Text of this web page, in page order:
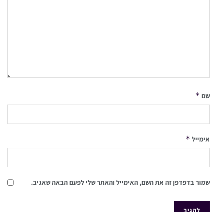
שם *
אימייל *
שמור בדפדפן זה את השם, האימייל והאתר שלי לפעם הבאה שאגיב.